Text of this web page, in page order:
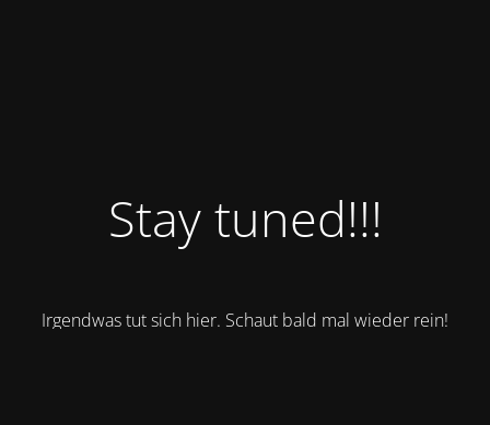
Stay tuned!!!
Irgendwas tut sich hier. Schaut bald mal wieder rein!